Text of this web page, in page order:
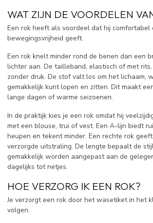
WAT ZIJN DE VOORDELEN
Een rok heeft als voordeel dat hij comfortabel
bewegingsvrijheid geeft.
Een rok knelt minder rond de benen dan een
lichter aan. De tailleband, elastisch of met
zonder druk. De stof valt los om het lichaam,
gemakkelijk kunt lopen en zitten. Dit maakt
lange dagen of warme seizoenen.
In de praktijk kies je een rok omdat hij
met een blouse, trui of vest. Een A-lijn biedt
heupen en tekent minder. Een rechte rok
verzorgde uitstraling. De lengte bepaalt de
gemakkelijk worden aangepast aan de
dagelijks tot netjes.
HOE VERZORG IK EEN ROK?
Je verzorgt een rok door het wasetiket in het
volgen.